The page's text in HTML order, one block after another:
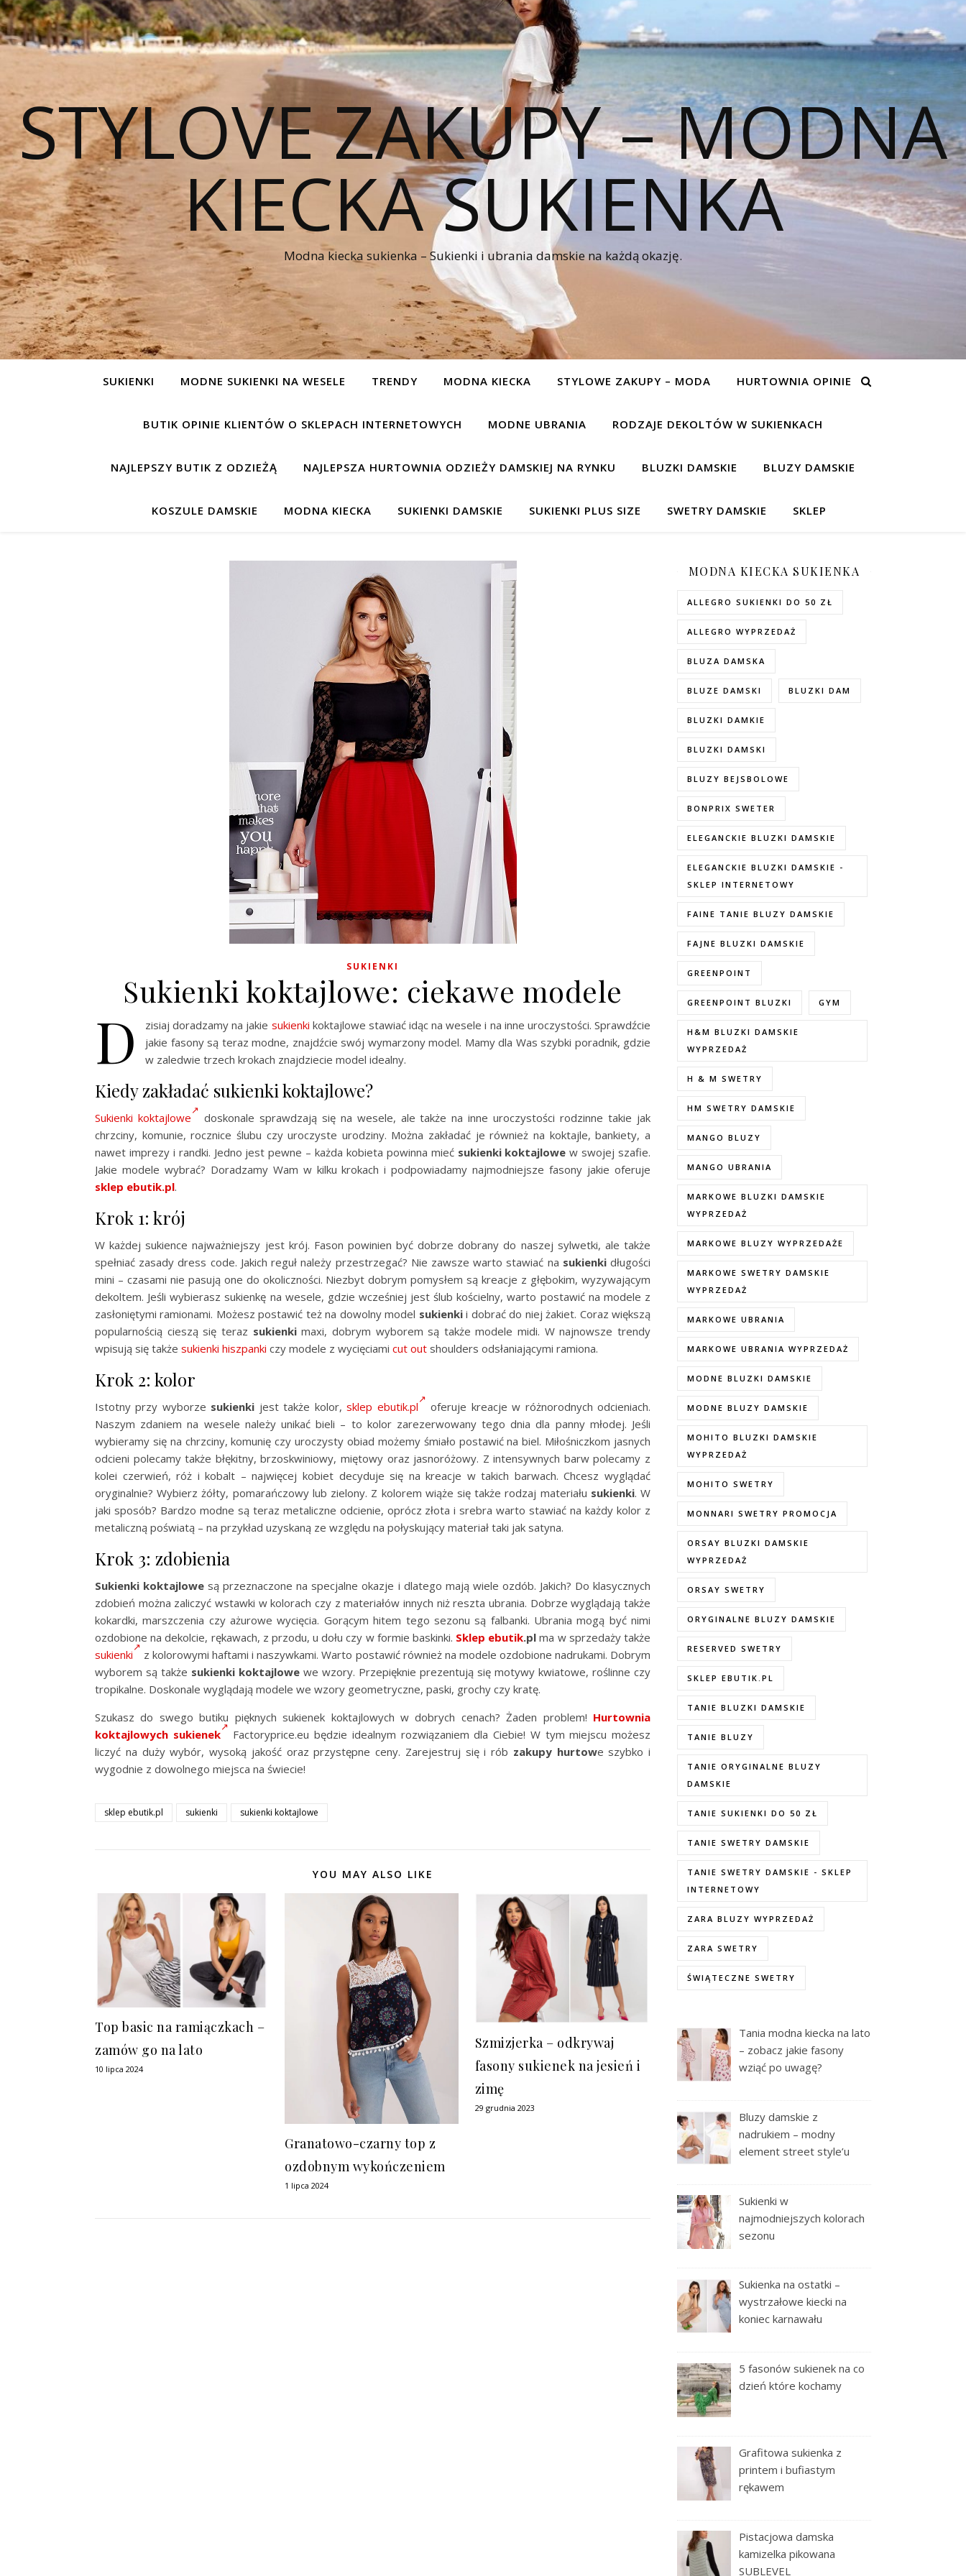
STYLOVE ZAKUPY – MODNA
KIECKA SUKIENKA
Modna kiecka sukienka – Sukienki i ubrania damskie na każdą okazję.
SUKIENKI MODNE SUKIENKI NA WESELE TRENDY MODNA KIECKA STYLOWE ZAKUPY – MODA HURTOWNIA OPINIE
BUTIK OPINIE KLIENTÓW O SKLEPACH INTERNETOWYCH MODNE UBRANIA RODZAJE DEKOLTÓW W SUKIENKACH
NAJLEPSZY BUTIK Z ODZIEŻĄ NAJLEPSZA HURTOWNIA ODZIEŻY DAMSKIEJ NA RYNKU BLUZKI DAMSKIE BLUZY DAMSKIE
KOSZULE DAMSKIE MODNA KIECKA SUKIENKI DAMSKIE SUKIENKI PLUS SIZE SWETRY DAMSKIE SKLEP
SUKIENKI
Sukienki koktajlowe: ciekawe modele
D zisiaj doradzamy na jakie sukienki koktajlowe stawiać idąc na wesele i na inne uroczystości. Sprawdźcie
jakie fasony są teraz modne, znajdźcie swój wymarzony model. Mamy dla Was szybki poradnik, gdzie
w zaledwie trzech krokach znajdziecie model idealny.
Kiedy zakładać sukienki koktajlowe?
Sukienki koktajlowe
doskonale sprawdzają się na wesele, ale także na inne uroczystości rodzinne takie jak
chrzciny, komunie, rocznice ślubu czy uroczyste urodziny. Można zakładać je również na koktajle, bankiety, a
nawet imprezy i randki. Jedno jest pewne – każda kobieta powinna miećsukienki koktajlowe w swojej szafie.
Jakie modele wybrać? Doradzamy Wam w kilku krokach i podpowiadamy najmodniejsze fasony jakie oferuje
sklep ebutik.pl.
Krok 1: krój
W każdej sukience najważniejszy jest krój. Fason powinien być dobrze dobrany do naszej sylwetki, ale także
spełniać zasady dress code. Jakich reguł należy przestrzegać? Nie zawsze warto stawiać na sukienkidługości
mini – czasami nie pasują one do okoliczności. Niezbyt dobrym pomysłem są kreacje z głębokim, wyzywającym
dekoltem. Jeśli wybierasz sukienkę na wesele, gdzie wcześniej jest ślub kościelny, warto postawić na modele z
zasłoniętymi ramionami. Możesz postawić też na dowolny model sukienkii dobrać do niej żakiet. Coraz większą
popularnością cieszą się teraz sukienkimaxi, dobrym wyborem są także modele midi. W najnowsze trendy
wpisują się także sukienki hiszpanki czy modele z wycięciami cut out shoulders odsłaniającymi ramiona.
Krok 2: kolor
Istotny przy wyborze sukienki jest także kolor,sklep ebutik.pl
oferuje kreacje w różnorodnych odcieniach.
Naszym zdaniem na wesele należy unikać bieli – to kolor zarezerwowany tego dnia dla panny młodej. Jeśli
wybieramy się na chrzciny, komunię czy uroczysty obiad możemy śmiało postawić na biel. Miłośniczkom jasnych
odcieni polecamy także błękitny, brzoskwiniowy, miętowy oraz jasnoróżowy. Z intensywnych barw polecamy z
kolei czerwień, róż i kobalt – najwięcej kobiet decyduje się na kreacje w takich barwach. Chcesz wyglądać
oryginalnie? Wybierz żółty, pomarańczowy lub zielony. Z kolorem wiąże się także rodzaj materiału sukienki. W
jaki sposób? Bardzo modne są teraz metaliczne odcienie, oprócz złota i srebra warto stawiać na każdy kolor z
metaliczną poświatą – na przykład uzyskaną ze względu na połyskujący materiał taki jak satyna.
Krok 3: zdobienia
Sukienki koktajlowe są przeznaczone na specjalne okazje i dlatego mają wiele ozdób. Jakich? Do klasycznych
zdobień można zaliczyć wstawki w kolorach czy z materiałów innych niż reszta ubrania. Dobrze wyglądają także
kokardki, marszczenia czy ażurowe wycięcia. Gorącym hitem tego sezonu są falbanki. Ubrania mogą być nimi
ozdobione na dekolcie, rękawach, z przodu, u dołu czy w formie baskinki. Sklep ebutik.pl ma w sprzedaży także
sukienki
z kolorowymi haftami i naszywkami. Warto postawić również na modele ozdobione nadrukami. Dobrym
wyborem są także sukienki koktajlowe we wzory. Przepięknie prezentują się motywy kwiatowe, roślinne czy
tropikalne. Doskonale wyglądają modele we wzory geometryczne, paski, grochy czy kratę.
Szukasz do swego butiku pięknych sukienek koktajlowych w dobrych cenach? Żaden problem! Hurtownia
koktajlowych sukienek
Factoryprice.eu będzie idealnym rozwiązaniem dla Ciebie! W tym miejscu możesz
liczyć na duży wybór, wysoką jakość oraz przystępne ceny. Zarejestruj się i rób zakupy hurtowe szybko i
wygodnie z dowolnego miejsca na świecie!
sklep ebutik.pl sukienki sukienki koktajlowe
YOU MAY ALSO LIKE
Top basic na ramiączkach –
zamów go na lato
10 lipca 2024
Granatowo-czarny top z
ozdobnym wykończeniem
1 lipca 2024
Szmizjerka – odkrywaj
fasony sukienek na jesień i
zimę
29 grudnia 2023
MODNA KIECKA SUKIENKA
ALLEGRO SUKIENKI DO 50 ZŁ
ALLEGRO WYPRZEDAŻ
BLUZA DAMSKA
BLUZE DAMSKI BLUZKI DAM
BLUZKI DAMKIE
BLUZKI DAMSKI
BLUZY BEJSBOLOWE
BONPRIX SWETER
ELEGANCKIE BLUZKI DAMSKIE
ELEGANCKIE BLUZKI DAMSKIE -
SKLEP INTERNETOWY
FAINE TANIE BLUZY DAMSKIE
FAJNE BLUZKI DAMSKIE
GREENPOINT
GREENPOINT BLUZKI GYM
H&M BLUZKI DAMSKIE
WYPRZEDAŻ
H & M SWETRY
HM SWETRY DAMSKIE
MANGO BLUZY
MANGO UBRANIA
MARKOWE BLUZKI DAMSKIE
WYPRZEDAŻ
MARKOWE BLUZY WYPRZEDAŻE
MARKOWE SWETRY DAMSKIE
WYPRZEDAŻ
MARKOWE UBRANIA
MARKOWE UBRANIA WYPRZEDAŻ
MODNE BLUZKI DAMSKIE
MODNE BLUZY DAMSKIE
MOHITO BLUZKI DAMSKIE
WYPRZEDAŻ
MOHITO SWETRY
MONNARI SWETRY PROMOCJA
ORSAY BLUZKI DAMSKIE
WYPRZEDAŻ
ORSAY SWETRY
ORYGINALNE BLUZY DAMSKIE
RESERVED SWETRY
SKLEP EBUTIK.PL
TANIE BLUZKI DAMSKIE
TANIE BLUZY
TANIE ORYGINALNE BLUZY
DAMSKIE
TANIE SUKIENKI DO 50 ZŁ
TANIE SWETRY DAMSKIE
TANIE SWETRY DAMSKIE - SKLEP
INTERNETOWY
ZARA BLUZY WYPRZEDAŻ
ZARA SWETRY
ŚWIĄTECZNE SWETRY
Tania modna kiecka na lato
– zobacz jakie fasony
wziąć po uwagę?
Bluzy damskie z
nadrukiem – modny
element street style’u
Sukienki w
najmodniejszych kolorach
sezonu
Sukienka na ostatki –
wystrzałowe kiecki na
koniec karnawału
5 fasonów sukienek na co
dzień które kochamy
Grafitowa sukienka z
printem i bufiastym
rękawem
Pistacjowa damska
kamizelka pikowana
SUBLEVEL